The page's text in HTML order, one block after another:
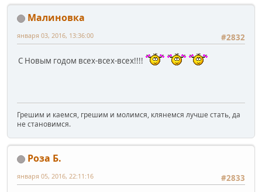
Малиновка
#2832
января 03, 2016, 13:36:00
С Новым годом всех-всех-всех!!!!
Грешим и каемся, грешим и молимся, клянемся лучше стать, да
не становимся.
Роза Б.
#2833
января 05, 2016, 22:11:16